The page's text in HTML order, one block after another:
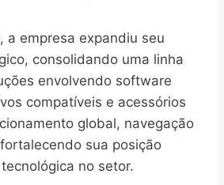
a empresa expandiu seu
consolidando uma linha
envolvendo software
compatíveis e acessórios
global, navegação
sua posição
no setor.